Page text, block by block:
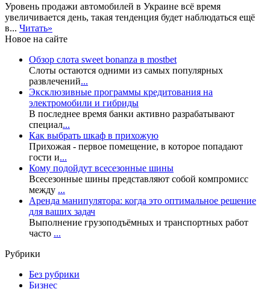
Уровень продажи автомобилей в Украине всё время
увеличивается день, такая тенденция будет наблюдаться ещё
в... Читать»
Новое на сайте
Обзор слота sweet bonanza в mostbet
Слоты остаются одними из самых популярных
развлечений...
Эксклюзивные программы кредитования на
электромобили и гибриды
В последнее время банки активно разрабатывают
специал...
Как выбрать шкаф в прихожую
Прихожая - первое помещение, в которое попадают
гости и...
Кому подойдут всесезонные шины
Всесезонные шины представляют собой компромисс
между ...
Аренда манипулятора: когда это оптимальное решение
для ваших задач
Выполнение грузоподъёмных и транспортных работ
часто ...
Рубрики
Без рубрики
Бизнес